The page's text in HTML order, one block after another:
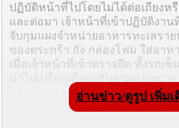
ปฏิบัติหน้าที่ไปโดยไม่ได้ต่อเถียงห
และต่อมา เจ้าหน้าที่เข้าปฏิบัติงาน
จับกุมแผงจำหน่ายอาหารทะเลรา
ของตระกร้า ถัง กล่องโฟม ใส่อาห
เมื่อเจ้าหน้าที่เข้าตรวจยึด ทั้งรถเ
ออกมาต่อว่าพร้อมกับพยายามดึงข้
กิจลงมาคืน และเกิดการกระทบก
อ่านข่าว/ดูรูป เพิ่ม